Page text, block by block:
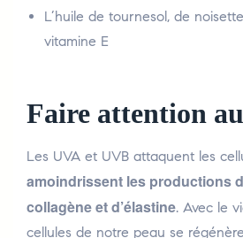
L’huile de tournesol, de
vitamine E
Faire attention
Les UVA et UVB attaquent les
amoindrissent les productions
collagène et d’élastine. Avec le
cellules de notre peau se